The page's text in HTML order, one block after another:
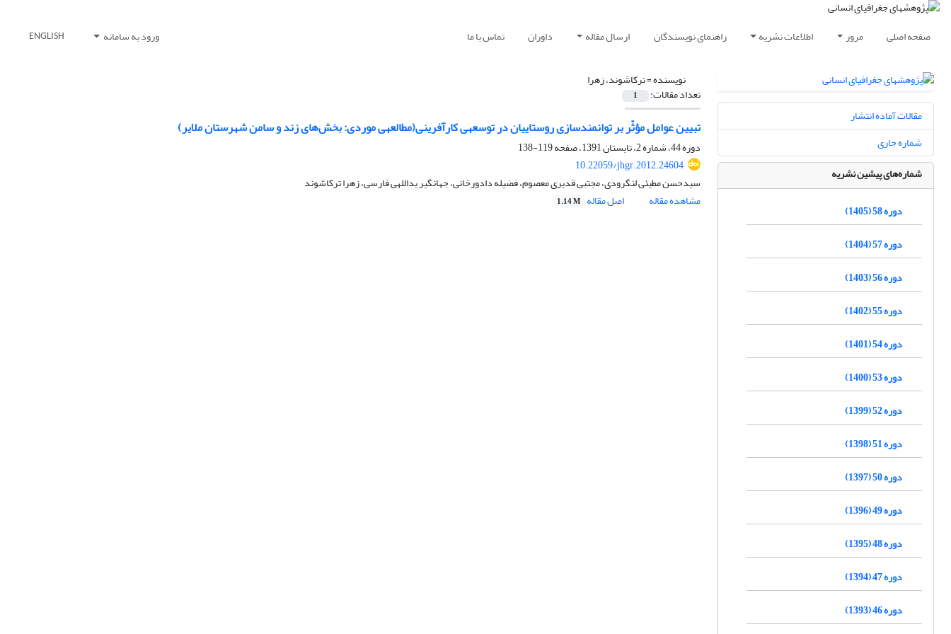
صفحه اصلی مرور اطلاعات نشریه راهنمای نویسندگان ارسال مقاله داوران تماس با ما ورود به سامانه ENGLISH
نویسنده =ترکاشوند، زهرا
تعداد مقالات: 1
تبیین عوامل مؤثّر بر توانمندسازی روستاییان در توسعه‎ی کارآفرینی(مطالعه‎ی موردی: بخش‌های زند و سامن شهرستان ملایر)
دوره 44، شماره 2، تابستان 1391، صفحه
119-138
10.22059/jhgr.2012.24604
سیدحسن مطیئی لنگرودی، مجتبی قدیری معصوم، فضیله دادورخانی، جهانگیر یداللهی فارسی، زهرا ترکاشوند
مشاهده مقاله
اصل مقاله 1.14 M
مقالات آماده انتشار
شماره جاری
شماره‌های پیشین نشریه
دوره 58 (1405)
دوره 57 (1404)
دوره 56 (1403)
دوره 55 (1402)
دوره 54 (1401)
دوره 53 (1400)
دوره 52 (1399)
دوره 51 (1398)
دوره 50 (1397)
دوره 49 (1396)
دوره 48 (1395)
دوره 47 (1394)
دوره 46 (1393)